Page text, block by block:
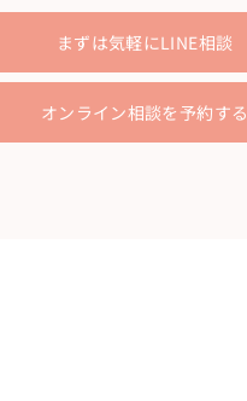
まずは気軽にLINE相談
オンライン相談を予約する